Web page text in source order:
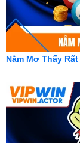
Nằm Mơ Thấy